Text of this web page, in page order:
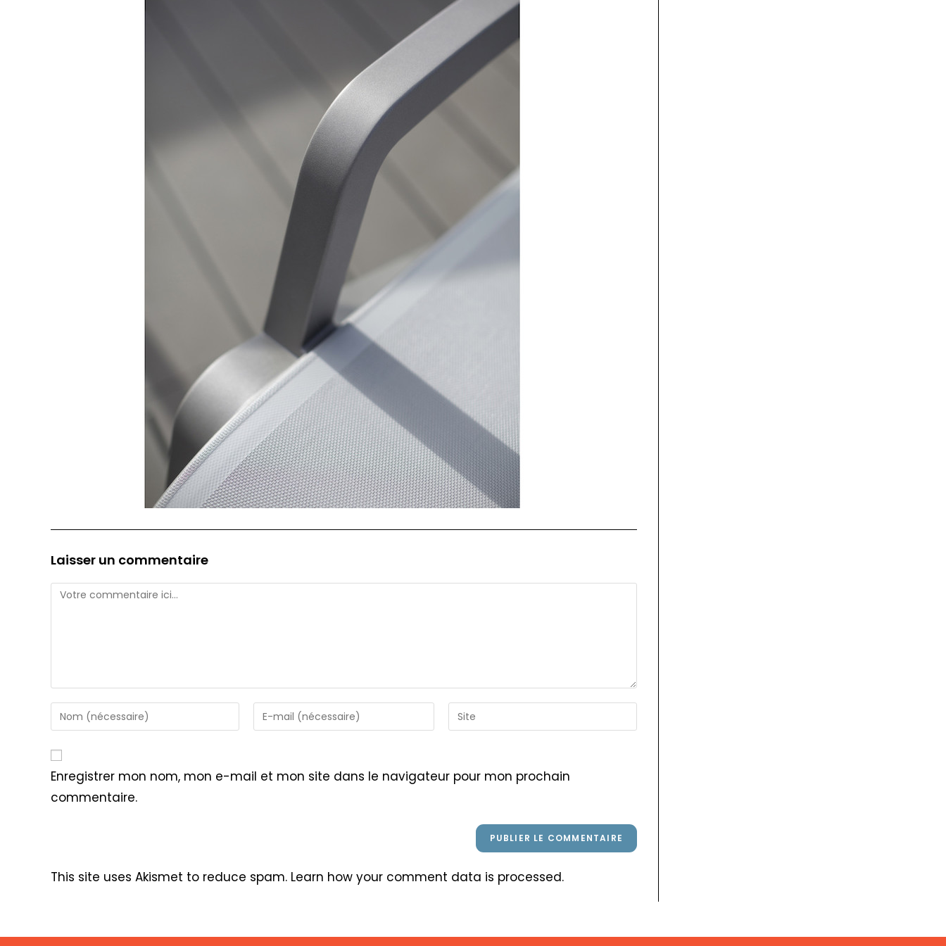
Laisser un commentaire
Comment
Enter
your
or
username
to
Enter
your
to
Saisir
l’URL
site
Enregistrer mon nom, mon e-mail et mon site dans le navigateur pour mon prochain
commentaire.
This site uses Akismet to reduce spam. Learn how your comment data is processed.